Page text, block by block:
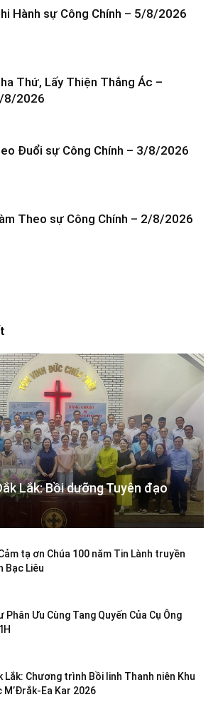
Hành sự Công Chính – 5/8/2026
Thứ, Lấy Thiện Thắng Ác –
8/2026
Đuổi sự Công Chính – 3/8/2026
Theo sự Công Chính – 2/8/2026
Lắk: Bồi dưỡng Tuyên đạo
tạ ơn Chúa 100 năm Tin Lành truyền
Bạc Liêu
Phân Ưu Cùng Tang Quyến Của Cụ Ông
Lắk: Chương trình Bồi linh Thanh niên Khu
M’Đrắk-Ea Kar 2026